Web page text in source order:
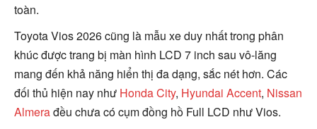
toàn.
Toyota Vios 2026 cũng là mẫu xe duy nhất trong phân
khúc được trang bị màn hình LCD 7 inch sau vô-lăng
mang đến khả năng hiển thị đa dạng, sắc nét hơn. Các
đối thủ hiện nay như Honda City, Hyundai Accent, Nissan
Almerađều chưa có cụm đồng hồ Full LCD như Vios.